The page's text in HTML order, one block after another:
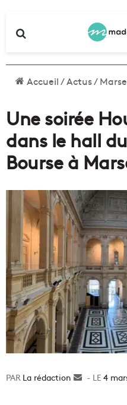
Accueil/Actus/
Une soirée
dans le hall
Bourse à
La rédaction
Envoyer
4